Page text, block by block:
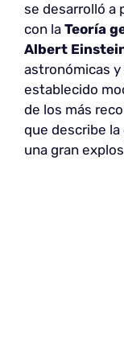
se desarrolló a
con la Teoría
Albert
astronómicas
establecido
de los más
que describe
una gran